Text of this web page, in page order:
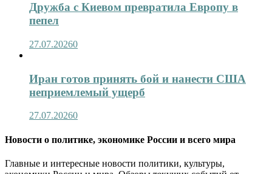
Дружба с Киевом превратила Европу в
пепел
27.07.20260
Иран готов принять бой и нанести США
неприемлемый ущерб
27.07.20260
Новости о политике, экономике России и всего мира
Главные и интересные новости политики, культуры,